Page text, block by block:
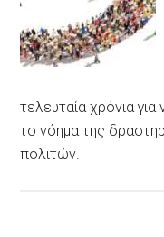
τελευταία χρόνια
το νόημα της
πολιτών.